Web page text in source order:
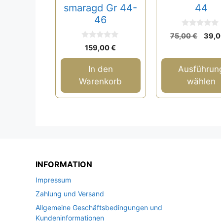
smaragd Gr 44-
46
0
o
159,00€
In den
Warenkorb
44
0
v
5
75,00€
war:
wählen
Produktseite
gewählt
INFORMATION
Impressum
Zahlung und Versand
Allgemeine Geschäftsbedingungen und
Kundeninformationen